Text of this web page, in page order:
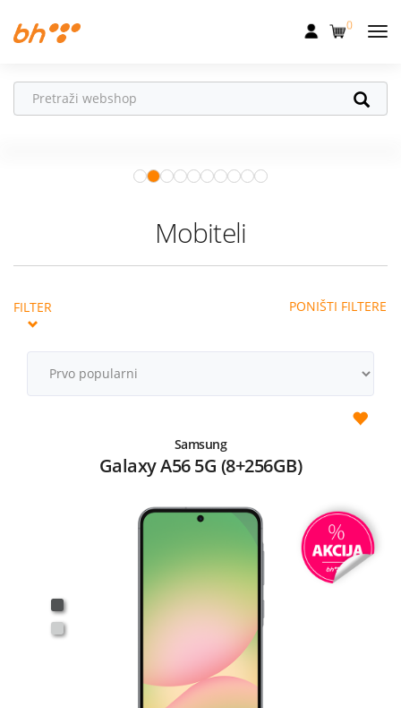
Fiksna
Akcije
Podrška
0
Apple Watch– vaš partner za
zdraviji i aktivniji život.
Mobiteli
FILTER PONIŠTI FILTERE
Samsung
Galaxy A56 5G (8+256GB)